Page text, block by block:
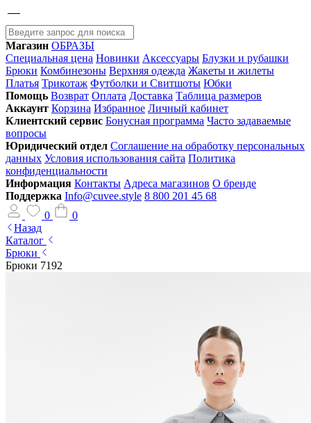
Магазин ОБРАЗЫ
Специальная цена Новинки Аксессуары Блузки и рубашки
Брюки Комбинезоны Верхняя одежда Жакеты и жилеты
Платья Трикотаж Футболки и Свитшоты Юбки
Помощь Возврат Оплата Доставка Таблица размеров
Аккаунт Корзина Избранное Личный кабинет
Клиентский сервис Бонусная программа Часто задаваемые
вопросы
Юридический отдел Соглашение на обработку персональных
данных Условия использования сайта Политика
конфиденциальности
Информация Контакты Адреса магазинов О бренде
Поддержка Info@cuvee.style 8 800 201 45 68
0
0
Назад
Каталог
Брюки
Брюки 7192